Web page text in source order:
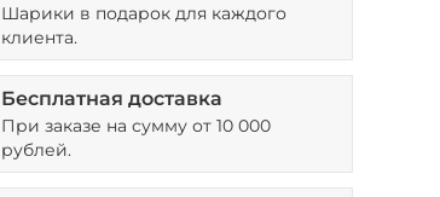
Шарики в подарок для каждого
клиента.
Бесплатная доставка
При заказе на сумму от 10 000
рублей.